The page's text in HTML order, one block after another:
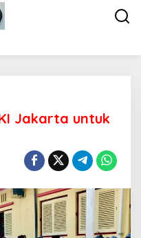
Jakarta untuk